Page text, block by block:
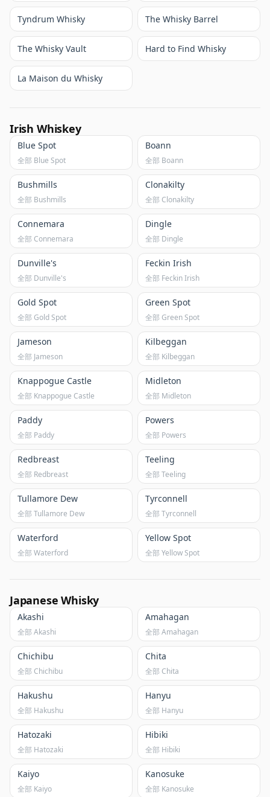
Tyndrum Whisky The Whisky Barrel
The Whisky Vault Hard to Find Whisky
La Maison du Whisky
Irish Whiskey
Blue Spot
全部 Blue Spot
Boann
全部 Boann
Bushmills
全部 Bushmills
Clonakilty
全部 Clonakilty
Connemara
全部 Connemara
Dingle
全部 Dingle
Dunville's
全部 Dunville's
Feckin Irish
全部 Feckin Irish
Gold Spot
全部 Gold Spot
Green Spot
全部 Green Spot
Jameson
全部 Jameson
Kilbeggan
全部 Kilbeggan
Knappogue Castle
全部 Knappogue Castle
Midleton
全部 Midleton
Paddy
全部 Paddy
Powers
全部 Powers
Redbreast
全部 Redbreast
Teeling
全部 Teeling
Tullamore Dew
全部 Tullamore Dew
Tyrconnell
全部 Tyrconnell
Waterford
全部 Waterford
Yellow Spot
全部 Yellow Spot
Japanese Whisky
Akashi
全部 Akashi
Amahagan
全部 Amahagan
Chichibu
全部 Chichibu
Chita
全部 Chita
Hakushu
全部 Hakushu
Hanyu
全部 Hanyu
Hatozaki
全部 Hatozaki
Hibiki
全部 Hibiki
Kaiyo
全部 Kaiyo
Kanosuke
全部 Kanosuke